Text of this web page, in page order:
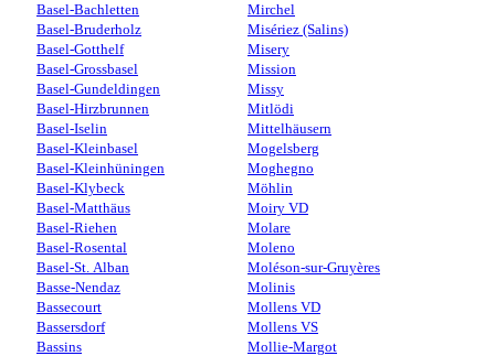
Basel-Bachletten
Basel-Bruderholz
Basel-Gotthelf
Basel-Grossbasel
Basel-Gundeldingen
Basel-Hirzbrunnen
Basel-Iselin
Basel-Kleinbasel
Basel-Kleinhüningen
Basel-Klybeck
Basel-Matthäus
Basel-Riehen
Basel-Rosental
Basel-St. Alban
Basse-Nendaz
Bassecourt
Bassersdorf
Bassins
Mirchel
Misériez (Salins)
Misery
Mission
Missy
Mitlödi
Mittelhäusern
Mogelsberg
Moghegno
Möhlin
Moiry VD
Molare
Moleno
Moléson-sur-Gruyères
Molinis
Mollens VD
Mollens VS
Mollie-Margot